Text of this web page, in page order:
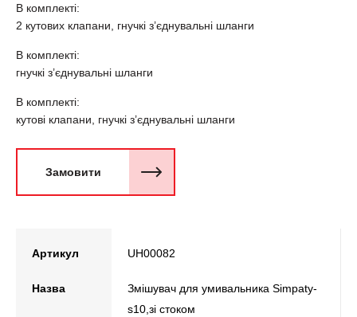
В комплекті:
2 кутових клапани, гнучкі з’єднувальні шланги
В комплекті:
гнучкі з’єднувальні шланги
В комплекті:
кутові клапани, гнучкі з’єднувальні шланги
Замовити
Артикул UH00082
Назва
Змішувач для умивальника Simpaty-
s10,зі стоком